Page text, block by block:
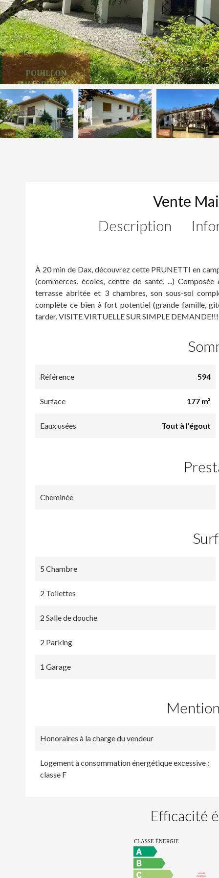
Vente
Description
À 20 min de Dax, découvrez cette PRUNETTI en
(commerces, écoles, centre de santé, ...)
terrasse abritée et 3 chambres, son sous-sol
complète ce bien à fort potentiel (grande famille,
tarder. VISITE VIRTUELLE SUR SIMPLE DEMANDE!!!
Référence 594
Surface 177 m²
Eaux usées Tout à l'égout
Cheminée
5 Chambre
2 Toilettes
2 Salle de douche
2 Parking
1 Garage
Honoraires à la charge du vendeur
Logement à consommation énergétique excessive :
classe F
Efficacité